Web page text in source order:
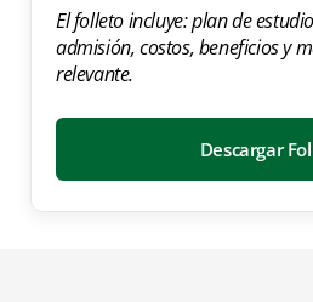
El folleto incluye: plan de
admisión, costos, beneficios y
relevante.
Descargar